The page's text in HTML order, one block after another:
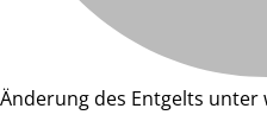
Änderung des Entgelts